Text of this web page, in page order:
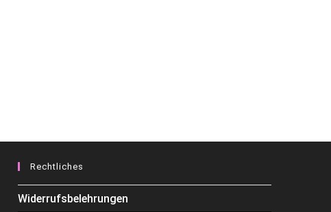
Rechtliches
Widerrufsbelehrungen